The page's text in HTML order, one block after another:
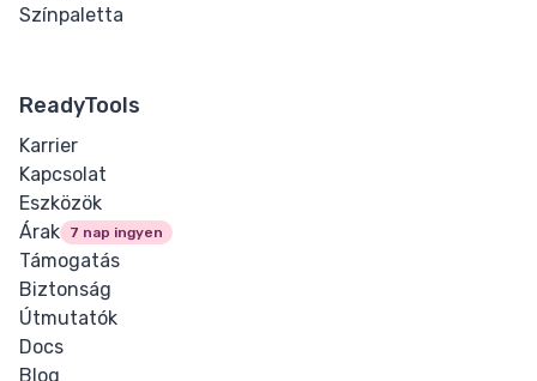
Színpaletta
ReadyTools
Karrier
Kapcsolat
Eszközök
Árak
7 nap ingyen
Támogatás
Biztonság
Útmutatók
Docs
Blog